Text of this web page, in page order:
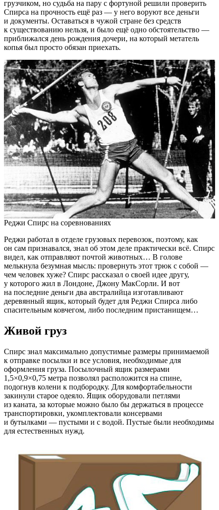
грузчиком, но судьба на пару с фортуной решили проверить
Спирса на прочность ещё раз — у него воруют все деньги
и документы. Оставаться в чужой стране без средств
к существованию нельзя, и было ещё одно обстоятельство —
приближался день рождения дочери, на который метатель
копья был просто обязан приехать.
Реджи Спирс на соревнованиях
Реджи работал в отделе грузовых перевозок, поэтому, как
он сам признавался, знал об этом деле практически всё. Спирс
видел, как отправляют почтой животных… В голове
мелькнула безумная мысль: провернуть этот трюк с собой —
чем человек хуже? Спирс рассказал о своей идее другу,
у которого жил в Лондоне, Джону МакСорли. И вот
на последние деньги два австралийца изготавливают
деревянный ящик, который будет для Реджи Спирса либо
спасительным ковчегом, либо последним пристанищем…
Живой груз
Спирс знал максимально допустимые размеры принимаемой
к отправке посылки и все условия, необходимые для
оформления груза. Посылочный ящик размерами
1,5×0,9×0,75 метра позволял расположится на спине,
подогнув колени к подбородку. Для комфортабельности
закинули старое одеяло. Ящик оборудовали петлями
из каната, за которые можно было бы держаться в процессе
транспортировки, укомплектовали консервами
и бутылками — пустыми и с водой. Пустые были необходимы
для естественных нужд.